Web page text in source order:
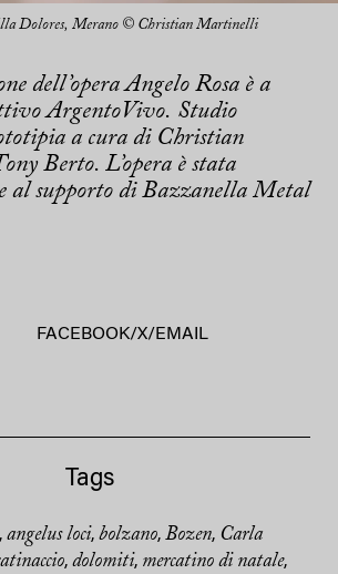
Dolores, Merano © Christian Martinelli
dell’opera Angelo Rosa è a
ArgentoVivo. Studio
a cura di Christian
Berto. L’opera è stata
al supporto di Bazzanella Metal
FACEBOOK/X/ EMAIL
Tags
angelus loci, bolzano, Bozen, Carla
, dolomiti, mercatino di natale,